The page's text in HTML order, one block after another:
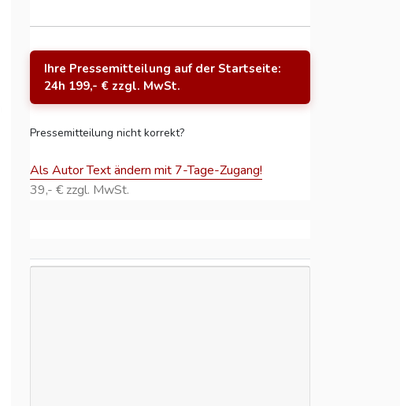
Ihre Pressemitteilung auf der Startseite:
24h 199,- € zzgl. MwSt.
Pressemitteilung nicht korrekt?
Als Autor Text ändern mit 7-Tage-Zugang!
39,- € zzgl. MwSt.